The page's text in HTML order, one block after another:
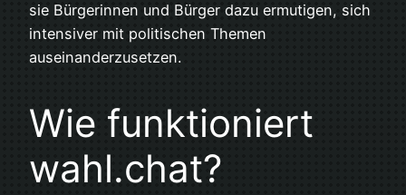
sie Bürgerinnen und Bürger dazu ermutigen, sich
intensiver mit politischen Themen
auseinanderzusetzen.
Wie funktioniert
wahl.chat?